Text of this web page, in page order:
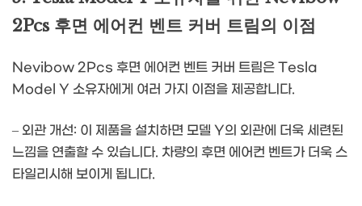
2Pcs 후면 에어컨 벤트 커버 트림의 이점
Nevibow 2Pcs 후면 에어컨 벤트 커버 트림은 Tesla
Model Y 소유자에게 여러 가지 이점을 제공합니다.
– 외관 개선: 이 제품을 설치하면 모델 Y의 외관에 더욱 세련된
느낌을 연출할 수 있습니다. 차량의 후면 에어컨 벤트가 더욱 스
타일리시해 보이게 됩니다.